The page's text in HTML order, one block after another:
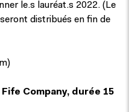
le.s lauréat.s 2022. (Le
distribués en fin de
Company, durée 15